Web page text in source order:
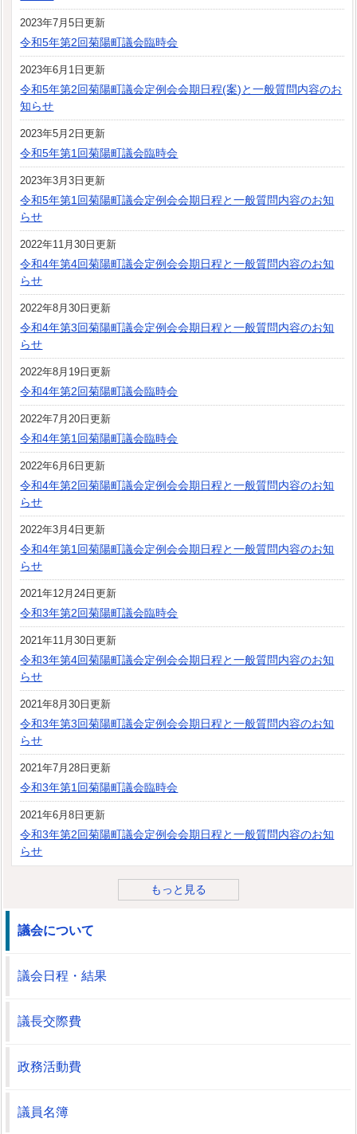
2023年7月5日更新
令和5年第2回菊陽町議会臨時会
2023年6月1日更新
令和5年第2回菊陽町議会定例会会期日程(案)と一般質問内容のお
知らせ
2023年5月2日更新
令和5年第1回菊陽町議会臨時会
2023年3月3日更新
令和5年第1回菊陽町議会定例会会期日程と一般質問内容のお知
らせ
2022年11月30日更新
令和4年第4回菊陽町議会定例会会期日程と一般質問内容のお知
らせ
2022年8月30日更新
令和4年第3回菊陽町議会定例会会期日程と一般質問内容のお知
らせ
2022年8月19日更新
令和4年第2回菊陽町議会臨時会
2022年7月20日更新
令和4年第1回菊陽町議会臨時会
2022年6月6日更新
令和4年第2回菊陽町議会定例会会期日程と一般質問内容のお知
らせ
2022年3月4日更新
令和4年第1回菊陽町議会定例会会期日程と一般質問内容のお知
らせ
2021年12月24日更新
令和3年第2回菊陽町議会臨時会
2021年11月30日更新
令和3年第4回菊陽町議会定例会会期日程と一般質問内容のお知
らせ
2021年8月30日更新
令和3年第3回菊陽町議会定例会会期日程と一般質問内容のお知
らせ
2021年7月28日更新
令和3年第1回菊陽町議会臨時会
2021年6月8日更新
令和3年第2回菊陽町議会定例会会期日程と一般質問内容のお知
らせ
もっと見る
議会について
議会日程・結果
議長交際費
政務活動費
議員名簿